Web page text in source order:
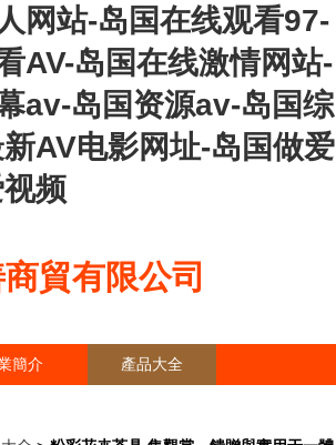
网站-岛国在线观看97-
AV-岛国在线激情网站-
av-岛国资源av-岛国综
AV电影网址-岛国做爱
频
貿有限公司
簡介 產品大全